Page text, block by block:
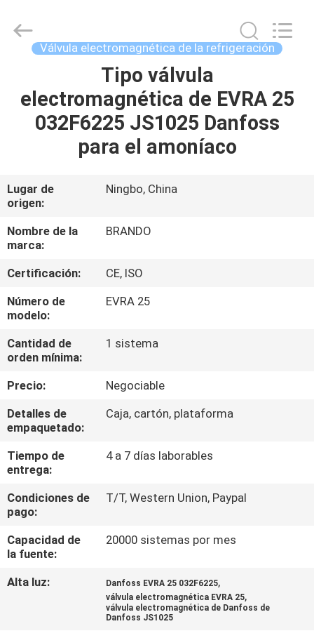
CASA
PRODUCTOS
SOBRE
NOSOTROS
RECORRIDO
POR
LA
DE
CALIDAD
CONTACTA
CON
NOSOTROS
SOLICITAR
UNA CITA
Hardware
Válvula electromagnética de la refrigeración
Tipo válvula
electromagnética de EVRA 25
032F6225 JS1025 Danfoss
para el amoníaco
Lugar de
origen:
Ningbo, China
Nombre de la
marca:
BRANDO
Certificación:
CE, ISO
Número de
modelo:
EVRA 25
Cantidad de
orden mínima:
1 sistema
Precio:
Negociable
Detalles de
empaquetado:
Caja, cartón, plataforma
Tiempo de
entrega:
4 a 7 días laborables
Condiciones de
pago:
T/T, Western Union, Paypal
Capacidad de
la fuente:
20000 sistemas por mes
Alta luz: Danfoss EVRA 25 032F6225,
válvula electromagnética EVRA 25,
válvula electromagnética de Danfoss de
Danfoss JS1025